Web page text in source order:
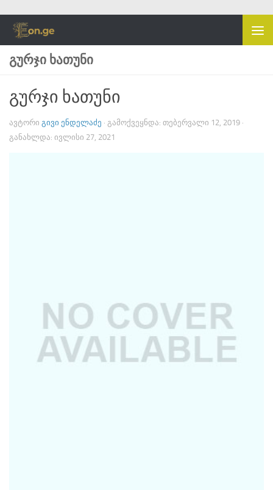
Skip to content
ᲒᲣᲠᲯᲘ ᲮᲐᲗᲣᲜᲘ
გურჯი ხათუნი
ᲐᲕᲢᲝᲠᲘ ᲒᲘᲕᲘ ᲔᲜᲓᲔᲚᲐᲫᲔ · ᲒᲐᲛᲝᲥᲕᲔᲧᲜᲓᲐ: ᲗᲔᲑᲔᲠᲕᲐᲚᲘ 12, 2019 ·
ᲒᲐᲜᲐᲮᲚᲓᲐ: ᲘᲕᲚᲘᲡᲘ 27, 2021